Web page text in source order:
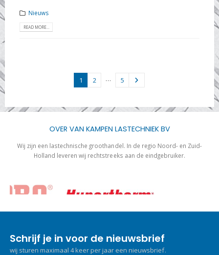
Nieuws
READ MORE...
1 2 … 5
OVER VAN KAMPEN LASTECHNIEK BV
Wij zijn een lastechnische groothandel. In de regio Noord- en Zuid-
Holland leveren wij rechtstreeks aan de eindgebruiker.
Schrijf je in voor de nieuwsbrief
wij sturen maximaal 4 keer per jaar een nieuwsbrief.